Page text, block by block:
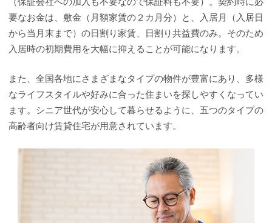
要なお金は、敷金（月額家賃の２カ月分）と、入居月（入居日
から当月末まで）の日割り家賃、日割り共益費のみ。そのため
入居時の初期費用を大幅に抑えることが可能になります。
また、全国各地にさまざまなタイプの物件が豊富にあり、多様
なライフスタイルや好みに合った住まいを探しやすくなってい
ます。シニア世代が安心して暮らせるように、五つのタイプの
高齢者向け賃貸住宅が用意されています。